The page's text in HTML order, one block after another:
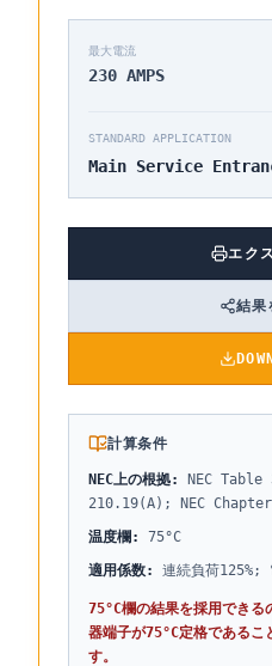
最大電流
230 AMPS
STANDARD APPLICATION
Main Service
エク
結果
計算条件
NEC上の根拠:
NEC Table
210.19(A); NEC
温度欄 : 75°C
適用係数: 連続負荷125%;
75°C欄の結果を採用できる
器端子が75°C定格であるこ
す。